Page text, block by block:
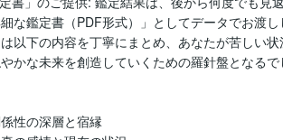
な鑑定書（PDF形式）」としてデータでお渡し
以下の内容を丁寧にまとめ、あなたが苦しい
かな未来を創造していくための羅針盤となるで
性の深層と宿縁